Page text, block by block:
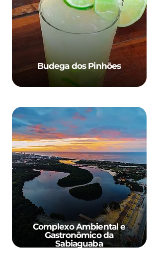
Budega dos Pinhões
Complexo Ambiental e
Gastronômico da
Sabiaguaba